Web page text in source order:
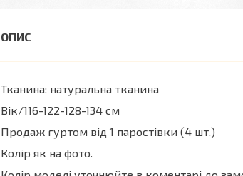
Тканина: натуральна тканина
Вік/116-122-128-134 см
Продаж гуртом від 1 паростівки (4 шт.)
Колір як на фото.